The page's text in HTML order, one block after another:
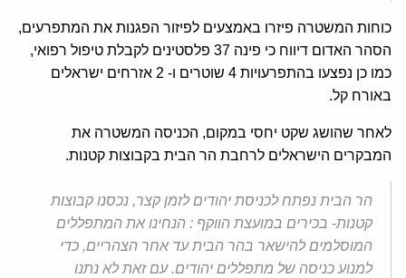
כוחות המשטרה פיזרו באמצעים לפיזור הפגנות את המתפרעים,
הסהר האדום דיווח כי פינה 37 פלסטינים לקבלת טיפול רפואי,
כמו כן נפצעו בהתפרעויות 4 שוטרים ו- 2 אזרחים ישראלים
באורח קל.
לאחר שהושג שקט יחסי במקום, הכניסה המשטרה את
המבקרים הישראלים לרחבת הר הבית בקבוצות קטנות.
הר הבית נפתח לכניסת יהודים לזמן קצר, נכסנו קבוצות
קטנות- בכירים במועצת הווקף : הנחינו את המתפללים
המוסלמים להישאר בהר הבית עד אחר הצהריים, כדי
למנוע כניסה של מתפללים יהודים. עם זאת לא נתנו